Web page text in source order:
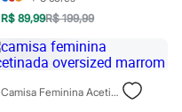
R$ 89,99R$ 199,99
Camisa Feminina Acetinada Oversized Marrom